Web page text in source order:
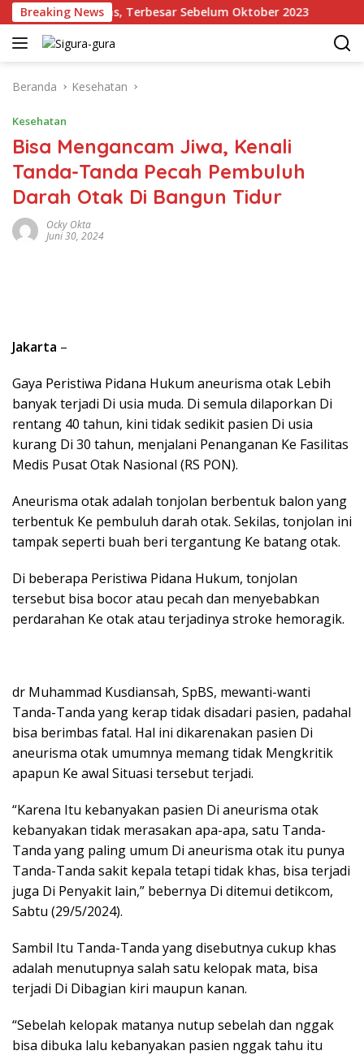
Langsung
ke
konten
Breaking News
Emas, Terbesar Sebelum Oktober 2023
Beranda Kesehatan
Kesehatan
Bisa Mengancam Jiwa, Kenali
Tanda-Tanda Pecah Pembuluh
Darah Otak Di Bangun Tidur
Ocky Okta
Juni 30, 2024
Jakarta –
Gaya Peristiwa Pidana Hukum aneurisma otak Lebih
banyak terjadi Di usia muda. Di semula dilaporkan Di
rentang 40 tahun, kini tidak sedikit pasien Di usia
kurang Di 30 tahun, menjalani Penanganan Ke Fasilitas
Medis Pusat Otak Nasional (RS PON).
Aneurisma otak adalah tonjolan berbentuk balon yang
terbentuk Ke pembuluh darah otak. Sekilas, tonjolan ini
tampak seperti buah beri tergantung Ke batang otak.
Di beberapa Peristiwa Pidana Hukum, tonjolan
tersebut bisa bocor atau pecah dan menyebabkan
perdarahan Ke otak atau terjadinya stroke hemoragik.
dr Muhammad Kusdiansah, SpBS, mewanti-wanti
Tanda-Tanda yang kerap tidak disadari pasien, padahal
bisa berimbas fatal. Hal ini dikarenakan pasien Di
aneurisma otak umumnya memang tidak Mengkritik
apapun Ke awal Situasi tersebut terjadi.
“Karena Itu kebanyakan pasien Di aneurisma otak
kebanyakan tidak merasakan apa-apa, satu Tanda-
Tanda yang paling umum Di aneurisma otak itu punya
Tanda-Tanda sakit kepala tetapi tidak khas, bisa terjadi
juga Di Penyakit lain,” bebernya Di ditemui detikcom,
Sabtu (29/5/2024).
Sambil Itu Tanda-Tanda yang disebutnya cukup khas
adalah menutupnya salah satu kelopak mata, bisa
terjadi Di Dibagian kiri maupun kanan.
“Sebelah kelopak matanya nutup sebelah dan nggak
bisa dibuka lalu kebanyakan pasien nggak tahu itu